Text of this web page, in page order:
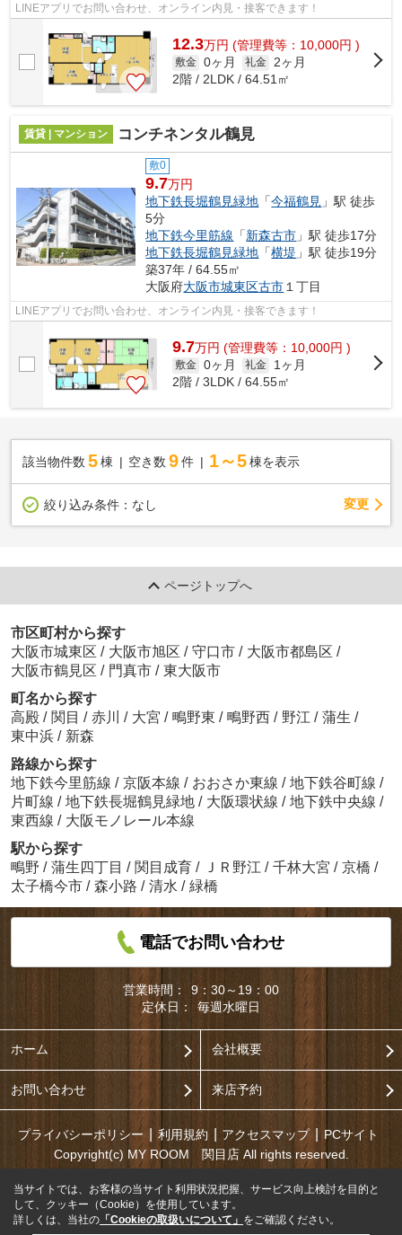
LINEアプリでお問い合わせ、オンライン内見・接客できます！
12.3万円 (管理費等：10,000円 )
敷金 0ヶ月 礼金 2ヶ月
2階 / 2LDK / 64.51㎡
賃貸 | マンション コンチネンタル鶴見
敷0
9.7万円
地下鉄長堀鶴見緑地 「今福鶴見 」駅 徒歩
5分
地下鉄今里筋線 「新森古市 」駅 徒歩17分
地下鉄長堀鶴見緑地 「横堤 」駅 徒歩19分
築37年 / 64.55㎡
大阪府大阪市城東区古市 １丁目
LINEアプリでお問い合わせ、オンライン内見・接客できます！
9.7万円 (管理費等：10,000円 )
敷金 0ヶ月 礼金
1ヶ月
2階 / 3LDK / 64.55㎡
該当物件数 5棟 空き数 9 件 1～5 棟を表示
絞り込み条件： なし 変更
ページトップへ
市区町村から探す
大阪市城東区 / 大阪市旭区 / 守口市 / 大阪市都島区 /
大阪市鶴見区 / 門真市 / 東大阪市
町名から探す
高殿 / 関目 / 赤川 / 大宮 / 鴫野東 / 鴫野西 / 野江 / 蒲生 /
東中浜 / 新森
路線から探す
地下鉄今里筋線 / 京阪本線 / おおさか東線 / 地下鉄谷町線 /
片町線 / 地下鉄長堀鶴見緑地 / 大阪環状線 / 地下鉄中央線 /
東西線 / 大阪モノレール本線
駅から探す
鴫野 / 蒲生四丁目 / 関目成育 / ＪＲ野江 / 千林大宮 / 京橋 /
太子橋今市 / 森小路 / 清水 / 緑橋
電話でお問い合わせ
営業時間：
9：30～19：00
定休日：
毎週水曜日
ホーム 会社概要
お問い合わせ 来店予約
プライバシーポリシー 利用規約 アクセスマップ
PCサイト
Copyright(c) MY ROOM 関目店 All rights reserved.
当サイトでは、お客様の当サイト利用状況把握、サービス向上検討を目的と
して、クッキー（Cookie）を使用しています。
詳しくは、当社の 「Cookieの取扱いについて」 をご確認ください。